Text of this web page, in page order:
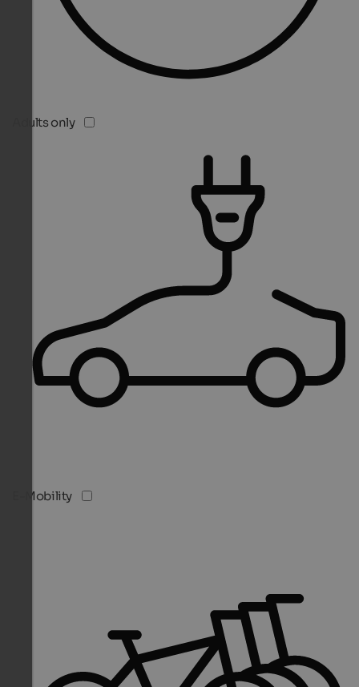
Adults only
E-Mobility